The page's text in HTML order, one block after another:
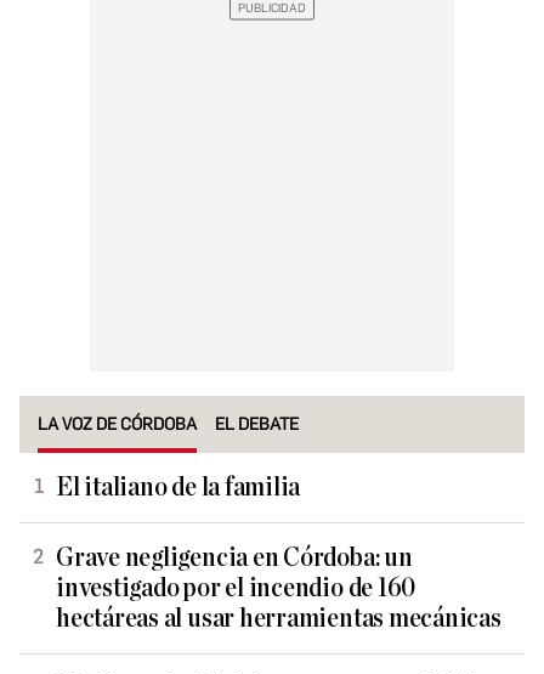
LA VOZ DE CÓRDOBA EL DEBATE
El italiano de la familia
Grave negligencia en Córdoba: un
investigado por el incendio de 160
hectáreas al usar herramientas mecánicas